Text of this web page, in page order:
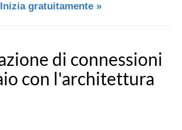
Inizia gratuitamente »
di connessioni
con l'architettura